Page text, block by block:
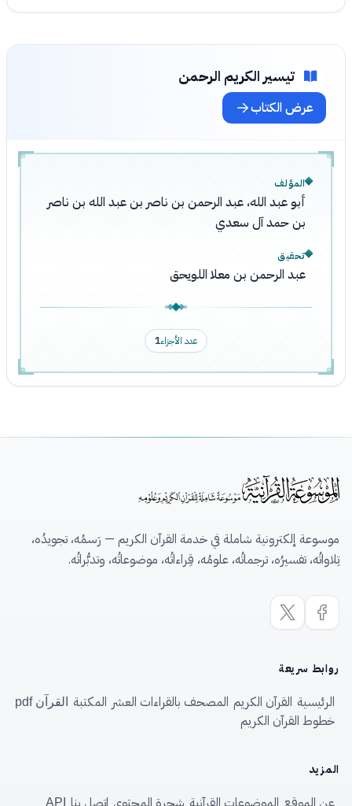
تيسير الكريم الرحمن
عرض الكتاب
المؤلف
أبو عبد الله، عبد الرحمن بن ناصر بن عبد الله بن ناصر
بن حمد آل سعدي
تحقيق
عبد الرحمن بن معلا اللويحق
عدد الأجزاء1
موسوعة إلكترونية شاملة في خدمة القرآن الكريم — رَسمُه، تجويدُه،
تِلاواتُه، تفسيرُه، ترجماتُه، علومُه، قِراءاتُه، موضوعاتُه، وتدبُّراتُه.
روابط سريعة
الرئيسية القرآن الكريم المصحف بالقراءات العشر المكتبة القرآن pdf
خطوط القرآن الكريم
المزيد
API